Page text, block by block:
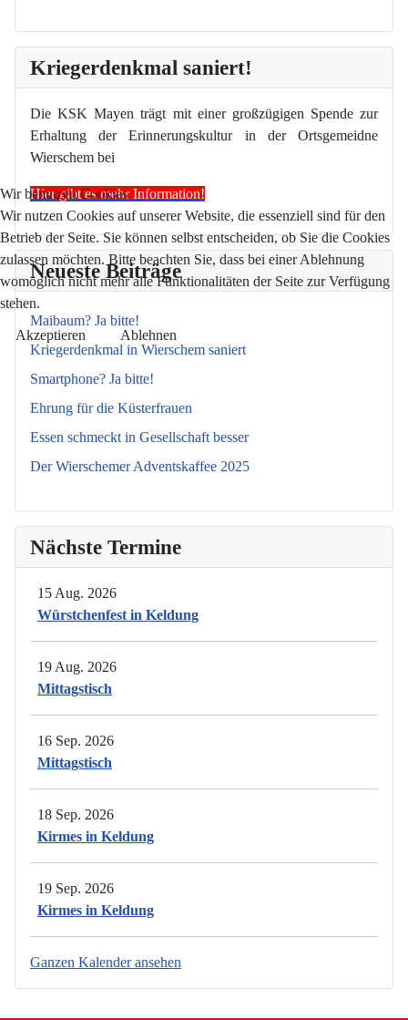
Kriegerdenkmal saniert!
Die KSK Mayen trägt mit einer großzügigen Spende zur
Erhaltung der Erinnerungskultur in der Ortsgemeidne
Wierschem bei
Hier gibt es mehr Information!
Neueste Beiträge
Maibaum? Ja bitte!
Kriegerdenkmal in Wierschem saniert
Smartphone? Ja bitte!
Ehrung für die Küsterfrauen
Essen schmeckt in Gesellschaft besser
Der Wierschemer Adventskaffee 2025
Nächste Termine
15 Aug. 2026
Würstchenfest in Keldung
19 Aug. 2026
Mittagstisch
16 Sep. 2026
Mittagstisch
18 Sep. 2026
Kirmes in Keldung
19 Sep. 2026
Kirmes in Keldung
Ganzen Kalender ansehen
Wir benutzen Cookies
Wir nutzen Cookies auf unserer Website, die essenziell sind für den
Betrieb der Seite. Sie können selbst entscheiden, ob Sie die Cookies
zulassen möchten. Bitte beachten Sie, dass bei einer Ablehnung
womöglich nicht mehr alle Funktionalitäten der Seite zur Verfügung
stehen.
Akzeptieren Ablehnen